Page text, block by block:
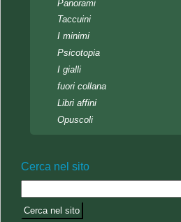
Panorami
Taccuini
I minimi
Psicotopia
I gialli
fuori collana
Libri affini
Opuscoli
Cerca nel sito